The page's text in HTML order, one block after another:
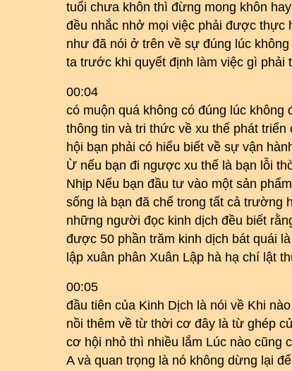
tuổi chưa khôn thì đừng mong khôn
đều nhắc nhở mọi việc phải được thực
như đã nói ở trên về sự đúng lúc
ta trước khi quyết định làm việc gì
00:04
có muộn quá không có đúng lúc
thông tin và tri thức về xu thế phát
hội bạn phải có hiểu biết về sự vận
Ừ nếu bạn đi ngược xu thế là bạn lỗi
Nhịp Nếu bạn đầu tư vào một sản
sống là bạn đã chế trong tất cả trường
những người đọc kinh dịch đều biết
được 50 phần trăm kinh dịch bát quái
lập xuân phân Xuân Lập hà hạ chí lật
00:05
đầu tiên của Kinh Dịch là nói về Khi
nồi thêm về từ thời cơ đây là từ ghép
cơ hội nhỏ thì nhiều lắm Lúc nào cũng
A và quan trọng là nó không dừng lại